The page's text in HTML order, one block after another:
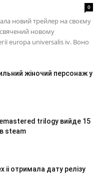
0
новий трейлер на своєму
новому
europa universalis iv. Воно
жіночий персонаж у
trilogy вийде 15
steam
ii отримала дату релізу